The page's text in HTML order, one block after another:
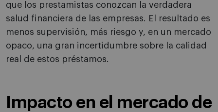
que los prestamistas conozcan la verdadera
salud financiera de las empresas. El resultado es
menos supervisión, más riesgo y, en un mercado
opaco, una gran incertidumbre sobre la calidad
real de estos préstamos.
Impacto en el mercado de